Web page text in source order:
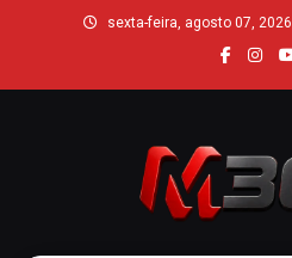
sexta-feira, agosto 07, 2026